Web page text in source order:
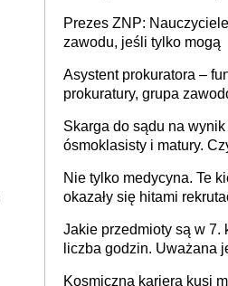
wydatek sięgający ponad
Prezes ZNP:
zawodu, jeśli tylko mogą
Asystent prokuratora –
prokuratury, grupa
Skarga do sądu na
ósmoklasisty i matury.
Nie tylko medycyna. Te
okazały się hitami
Jakie przedmioty są w 7.
liczba godzin. Uważana
Kosmiczna kariera kusi